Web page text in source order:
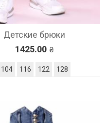
Детские брюки
1425.00
104 116 122 128